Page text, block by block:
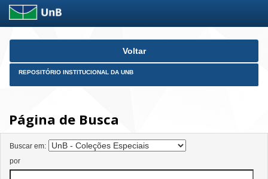
Skip
Voltar
REPOSITÓRIO INSTITUCIONAL DA UNB
Página de Busca
Buscar em:
por